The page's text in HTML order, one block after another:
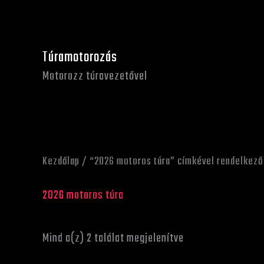
Túramotorozás
Motorozz túravezetővel
Kezdőlap / “2026 motoros túra” címkével
2026 motoros túra
Mind a(z) 2 találat megjelenítve